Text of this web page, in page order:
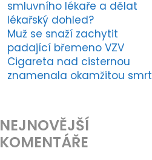
smluvního lékaře a dělat
lékařský dohled?
Muž se snaží zachytit
padající břemeno VZV
Cigareta nad cisternou
znamenala okamžitou smrt
NEJNOVĚJŠÍ
KOMENTÁŘE